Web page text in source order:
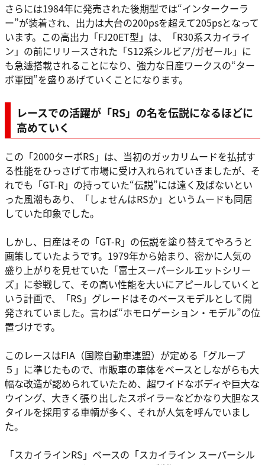
さらには1984年に発売された後期型では“インタークーラ
ー”が装着され、出力は大台の200psを超えて205psとなって
います。この高出力「FJ20ET型」は、「R30系スカイライ
ン」の前にリリースされた「S12系シルビア/ガゼール」に
も急遽搭載されることになり、強力な日産ワークスの“ター
ボ軍団”を盛りあげていくことになります。
レースでの活躍が「RS」の名を伝説になるほどに
高めていく
この「2000ターボRS」は、当初のガッカリムードを払拭す
る性能をひっさげて市場に受け入れられていきましたが、そ
れでも「GT-R」の持っていた“伝説”には遠く及ばないとい
った風潮もあり、「しょせんはRSか」というムードも同居
していた印象でした。
しかし、日産はその「GT-R」の伝説を塗り替えてやろうと
画策していたようです。1979年から始まり、密かに人気の
盛り上がりを見せていた「富士スーパーシルエットシリー
ズ」に参戦して、その高い性能を大いにアピールしていくと
いう計画で、「RS」グレードはそのベースモデルとして開
発されていました。言わば“ホモロゲーション・モデル”の位
置づけです。
このレースはFIA（国際自動車連盟）が定める「グループ
５」に準じたもので、市販車の車体をベースとしながらも大
幅な改造が認められていたため、超ワイドなボディや巨大な
ウイング、大きく張り出したスポイラーなどかなり大胆なス
タイルを採用する車輌が多く、それが人気を呼んでいまし
た。
「スカイラインRS」ベースの「スカイライン スーパーシル